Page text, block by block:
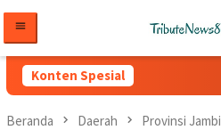
konten
Konten Spesial
Beranda Daerah Provinsi Jambi